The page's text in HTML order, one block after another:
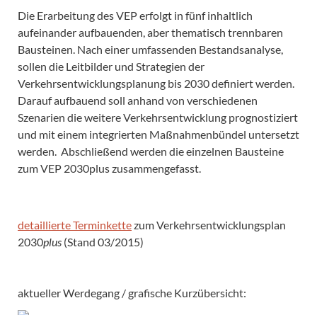
Die Erarbeitung des VEP erfolgt in fünf inhaltlich
aufeinander aufbauenden, aber thematisch trennbaren
Bausteinen. Nach einer umfassenden Bestandsanalyse,
sollen die Leitbilder und Strategien der
Verkehrsentwicklungsplanung bis 2030 definiert werden.
Darauf aufbauend soll anhand von verschiedenen
Szenarien die weitere Verkehrsentwicklung prognostiziert
und mit einem integrierten Maßnahmenbündel untersetzt
werden. Abschließend werden die einzelnen Bausteine
zum VEP 2030plus zusammengefasst.
detaillierte Terminkettezum Verkehrsentwicklungsplan
2030plus (Stand 03/2015)
aktueller Werdegang / grafische Kurzübersicht: